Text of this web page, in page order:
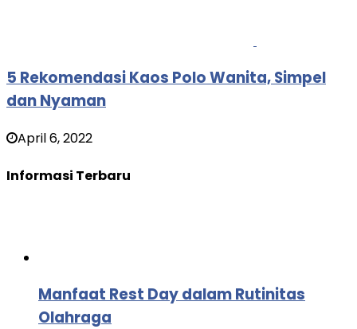
5 Rekomendasi Kaos Polo Wanita, Simpel
dan Nyaman
April 6, 2022
Informasi Terbaru
Manfaat Rest Day dalam Rutinitas
Olahraga